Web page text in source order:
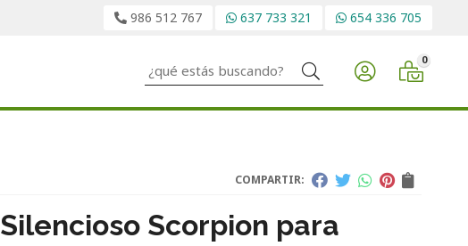
986 512 767 637 733 321 654 336 705
Buscar 0
COMPARTIR:
Silencioso Scorpion para